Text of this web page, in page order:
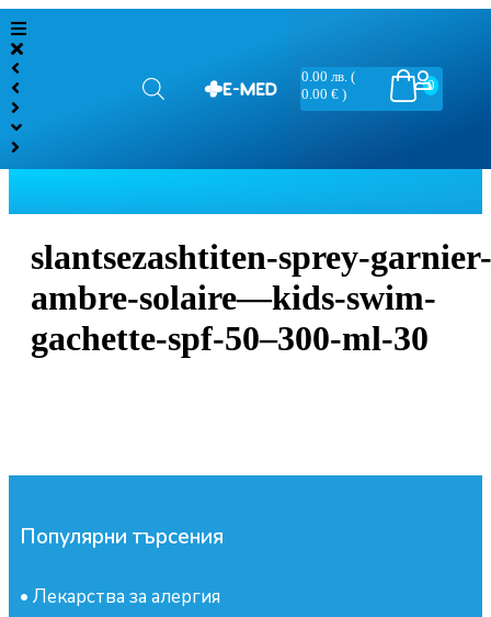
0
0.00лв. (
0.00 € )
slantsezashtiten-sprey-garnier-
ambre-solaire—kids-swim-
gachette-spf-50–300-ml-30
Популярни търсения
• Лекарства за алергия